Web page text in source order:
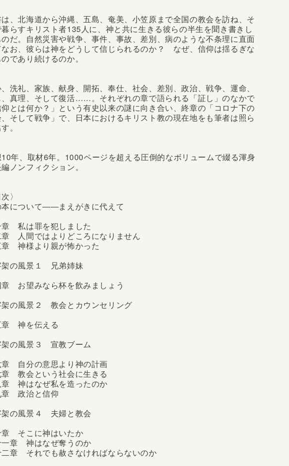
、北海道から沖縄、五島、奄美、小笠原まで全国の教会を訪ね、そ
暮らすキリスト者135人に、神と共に生きる彼らの半生を聞き書きし
だ。自然災害や戦争、事件、事故、差別、病のような不条理に直面
なお、彼らは神をどうして信じられるのか？ なぜ、信仰は揺るぎな
であり続けるのか。
洗礼、家族、献身、開拓、奉仕、社会、差別、政治、戦争、運命、
真理、そして復活……。それぞれの章で語られる「証し」のなかで
仰とは何か？」という有史以来の謎に向き合い、終章の「コロナ下の
そして戦争」で、日本におけるキリスト教の現在地をも筆者は照ら
。
年、取材6年。1000ページを超える圧倒的なボリュームで綴る渾身
ノンフィクション。
〉
本について――まえがきに代えて
章 私は罪を犯しました
人間ではよりどころになりません
章 神様より親が怖かった
架の風景１ 兄弟姉妹
お望みなら杯を飲みましょう
架の風景２ 教会とカウンセリング
章 神を伝える
架の風景３ 宣教ブーム
章 自分の意思より神の計画
教会という社会に生きる
章 神はなぜ私を造ったのか
章 政治と信仰
架の風景４ 夫婦と教会
章 そこに神はいたか
一章 神はなぜ奪うのか
章 それでも赦さなければならないのか